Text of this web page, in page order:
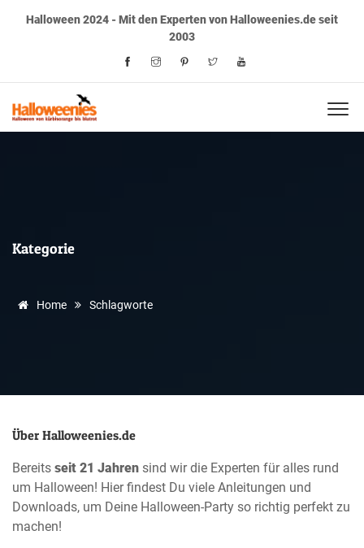
Halloween 2024 - Mit den Experten von Halloweenies.de seit
2003
Kategorie
Home Schlagworte
Über Halloweenies.de
Bereits seit 21 Jahren sind wir die Experten für alles rund
um Halloween! Hier findest Du viele Anleitungen und
Downloads, um Deine Halloween-Party so richtig perfekt zu
machen!